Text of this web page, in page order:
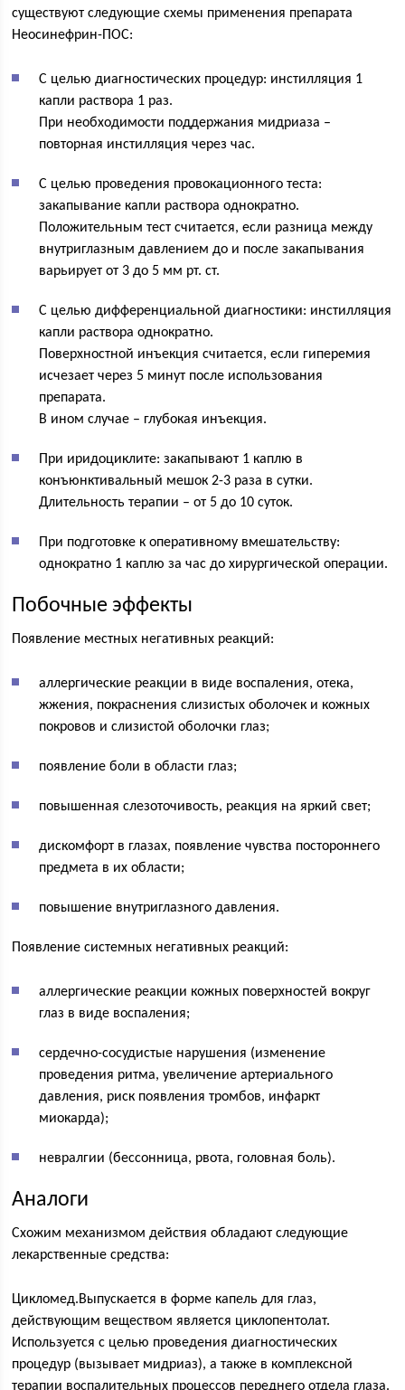
существуют следующие схемы применения препарата
Неосинефрин-ПОС:
С целью диагностических процедур: инстилляция 1
капли раствора 1 раз.
При необходимости поддержания мидриаза –
повторная инстилляция через час.
С целью проведения провокационного теста:
закапывание капли раствора однократно.
Положительным тест считается, если разница между
внутриглазным давлением до и после закапывания
варьирует от 3 до 5 мм рт. ст.
С целью дифференциальной диагностики: инстилляция
капли раствора однократно.
Поверхностной инъекция считается, если гиперемия
исчезает через 5 минут после использования
препарата.
В ином случае – глубокая инъекция.
При иридоциклите: закапывают 1 каплю в
конъюнктивальный мешок 2-3 раза в сутки.
Длительность терапии – от 5 до 10 суток.
При подготовке к оперативному вмешательству:
однократно 1 каплю за час до хирургической операции.
Побочные эффекты
Появление местных негативных реакций:
аллергические реакции в виде воспаления, отека,
жжения, покраснения слизистых оболочек и кожных
покровов и слизистой оболочки глаз;
появление боли в области глаз;
повышенная слезоточивость, реакция на яркий свет;
дискомфорт в глазах, появление чувства постороннего
предмета в их области;
повышение внутриглазного давления.
Появление системных негативных реакций:
аллергические реакции кожных поверхностей вокруг
глаз в виде воспаления;
сердечно-сосудистые нарушения (изменение
проведения ритма, увеличение артериального
давления, риск появления тромбов, инфаркт
миокарда);
невралгии (бессонница, рвота, головная боль).
Аналоги
Схожим механизмом действия обладают следующие
лекарственные средства:
Цикломед.Выпускается в форме капель для глаз,
действующим веществом является циклопентолат.
Используется с целью проведения диагностических
процедур (вызывает мидриаз), а также в комплексной
терапии воспалительных процессов переднего отдела глаза.